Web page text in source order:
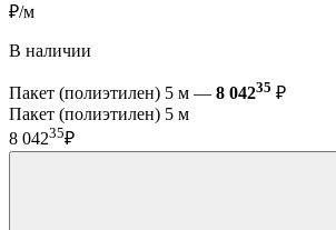
₽/м
В наличии
Пакет (полиэтилен) 5 м — 8 04235 ₽
Пакет (полиэтилен) 5 м
8 04235₽